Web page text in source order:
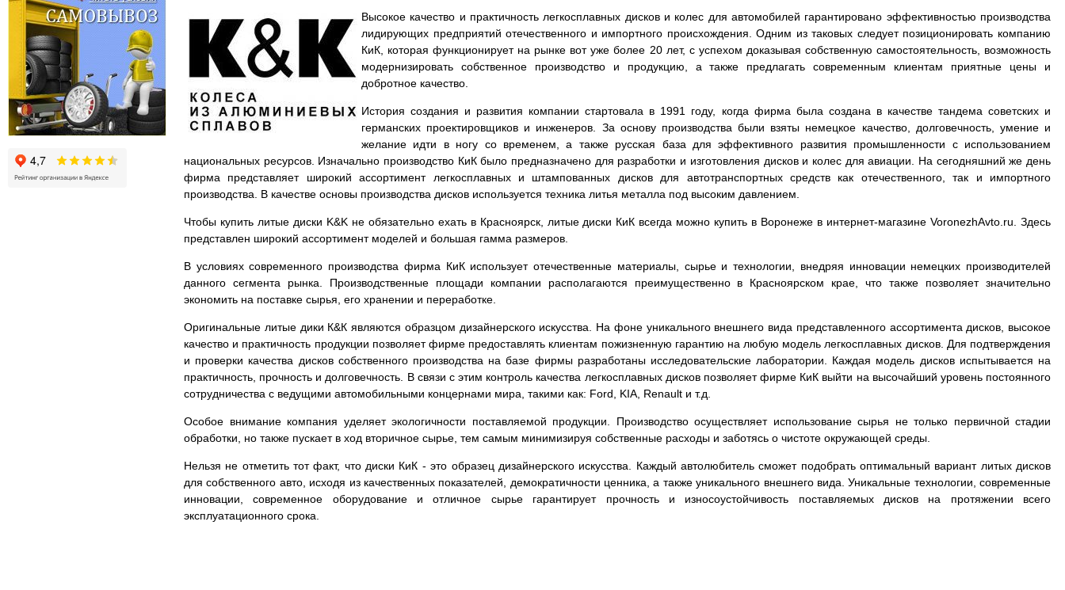
Высокое качество и практичность легкосплавных дисков и колес для автомобилей гарантировано эффективностью производства
лидирующих предприятий отечественного и импортного происхождения. Одним из таковых следует позиционировать компанию
КиК, которая функционирует на рынке вот уже более 20 лет, с успехом доказывая собственную самостоятельность, возможность
модернизировать собственное производство и продукцию, а также предлагать современным клиентам приятные цены и
добротное качество.
История создания и развития компании стартовала в 1991 году, когда фирма была создана в качестве тандема советских и
германских проектировщиков и инженеров. За основу производства были взяты немецкое качество, долговечность, умение и
желание идти в ногу со временем, а также русская база для эффективного развития промышленности с использованием
национальных ресурсов. Изначально производство КиК было предназначено для разработки и изготовления дисков и колес для авиации. На сегодняшний же день
фирма представляет широкий ассортимент легкосплавных и штампованных дисков для автотранспортных средств как отечественного, так и импортного
производства. В качестве основы производства дисков используется техника литья металла под высоким давлением.
Чтобы купить литые диски K&K не обязательно ехать в Красноярск, литые диски КиК всегда можно купить в Воронеже в интернет-магазине VoronezhAvto.ru. Здесь
представлен широкий ассортимент моделей и большая гамма размеров.
В условиях современного производства фирма КиК использует отечественные материалы, сырье и технологии, внедряя инновации немецких производителей
данного сегмента рынка. Производственные площади компании располагаются преимущественно в Красноярском крае, что также позволяет значительно
экономить на поставке сырья, его хранении и переработке.
Оригинальные литые дики К&К являются образцом дизайнерского искусства. На фоне уникального внешнего вида представленного ассортимента дисков, высокое
качество и практичность продукции позволяет фирме предоставлять клиентам пожизненную гарантию на любую модель легкосплавных дисков. Для подтверждения
и проверки качества дисков собственного производства на базе фирмы разработаны исследовательские лаборатории. Каждая модель дисков испытывается на
практичность, прочность и долговечность. В связи с этим контроль качества легкосплавных дисков позволяет фирме КиК выйти на высочайший уровень постоянного
сотрудничества с ведущими автомобильными концернами мира, такими как: Ford, KIA, Renault и т.д.
Особое внимание компания уделяет экологичности поставляемой продукции. Производство осуществляет использование сырья не только первичной стадии
обработки, но также пускает в ход вторичное сырье, тем самым минимизируя собственные расходы и заботясь о чистоте окружающей среды.
Нельзя не отметить тот факт, что диски КиК - это образец дизайнерского искусства. Каждый автолюбитель сможет подобрать оптимальный вариант литых дисков
для собственного авто, исходя из качественных показателей, демократичности ценника, а также уникального внешнего вида. Уникальные технологии, современные
инновации, современное оборудование и отличное сырье гарантирует прочность и износоустойчивость поставляемых дисков на протяжении всего
эксплуатационного срока.